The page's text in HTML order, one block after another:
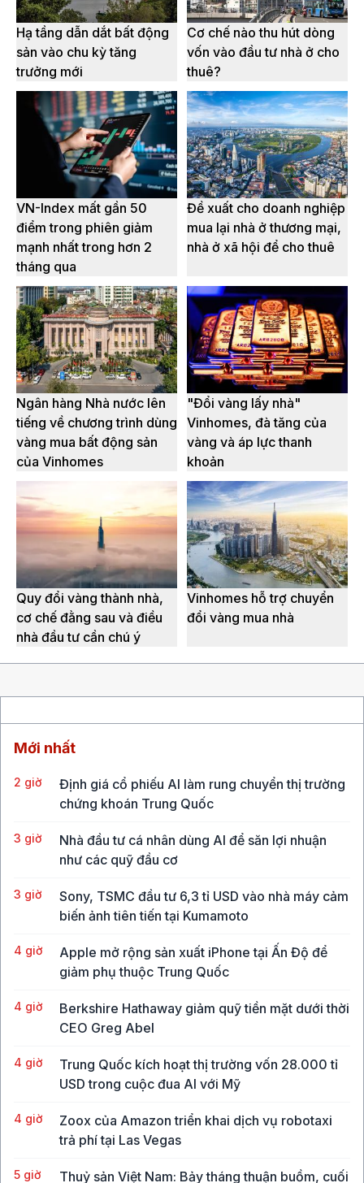
Hạ tầng dẫn dắt bất động
sản vào chu kỳ tăng
trưởng mới
Cơ chế nào thu hút dòng
vốn vào đầu tư nhà ở cho
thuê?
VN-Index mất gần 50
điểm trong phiên giảm
mạnh nhất trong hơn 2
tháng qua
Đề xuất cho doanh nghiệp
mua lại nhà ở thương mại,
nhà ở xã hội để cho thuê
Ngân hàng Nhà nước lên
tiếng về chương trình dùng
vàng mua bất động sản
của Vinhomes
"Đổi vàng lấy nhà"
Vinhomes, đà tăng của
vàng và áp lực thanh
khoản
Quy đổi vàng thành nhà,
cơ chế đằng sau và điều
nhà đầu tư cần chú ý
Vinhomes hỗ trợ chuyển
đổi vàng mua nhà
Mới nhất
2 giờ
Định giá cổ phiếu AI làm rung chuyển thị trường
chứng khoán Trung Quốc
3 giờ
Nhà đầu tư cá nhân dùng AI để săn lợi nhuận
như các quỹ đầu cơ
3 giờ
Sony, TSMC đầu tư 6,3 tỉ USD vào nhà máy cảm
biến ảnh tiên tiến tại Kumamoto
4 giờ
Apple mở rộng sản xuất iPhone tại Ấn Độ để
giảm phụ thuộc Trung Quốc
4 giờ
Berkshire Hathaway giảm quỹ tiền mặt dưới thời
CEO Greg Abel
4 giờ
Trung Quốc kích hoạt thị trường vốn 28.000 tỉ
USD trong cuộc đua AI với Mỹ
4 giờ
Zoox của Amazon triển khai dịch vụ robotaxi
trả phí tại Las Vegas
5 giờ
Thuỷ sản Việt Nam: Bảy tháng thuận buồm, cuối